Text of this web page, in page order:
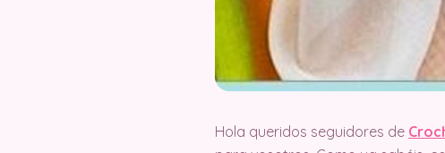
Hola queridos seguidores de